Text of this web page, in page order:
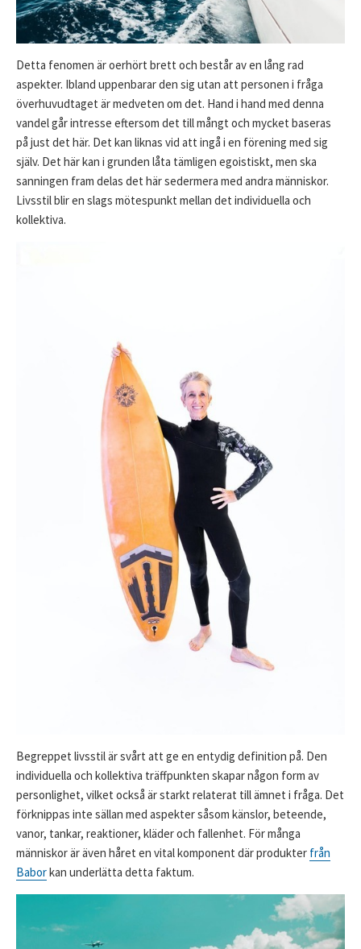
Detta fenomen är oerhört brett och består av en lång rad
aspekter. Ibland uppenbarar den sig utan att personen i fråga
överhuvudtaget är medveten om det. Hand i hand med denna
vandel går intresse eftersom det till mångt och mycket baseras
på just det här. Det kan liknas vid att ingå i en förening med sig
själv. Det här kan i grunden låta tämligen egoistiskt, men ska
sanningen fram delas det här sedermera med andra människor.
Livsstil blir en slags mötespunkt mellan det individuella och
kollektiva.
Begreppet livsstil är svårt att ge en entydig definition på. Den
individuella och kollektiva träffpunkten skapar någon form av
personlighet, vilket också är starkt relaterat till ämnet i fråga. Det
förknippas inte sällan med aspekter såsom känslor, beteende,
vanor, tankar, reaktioner, kläder och fallenhet. För många
människor är även håret en vital komponent där produkter från
Baborkan underlätta detta faktum.